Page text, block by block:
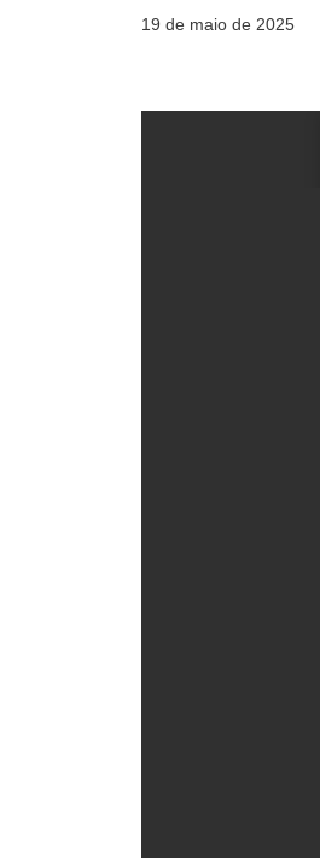
19 de maio de 2025